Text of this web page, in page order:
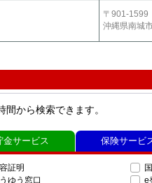
〒901-1599
沖縄県南城
から検索できます。
証明
ゆう窓口
e
金サービス 保険サービ